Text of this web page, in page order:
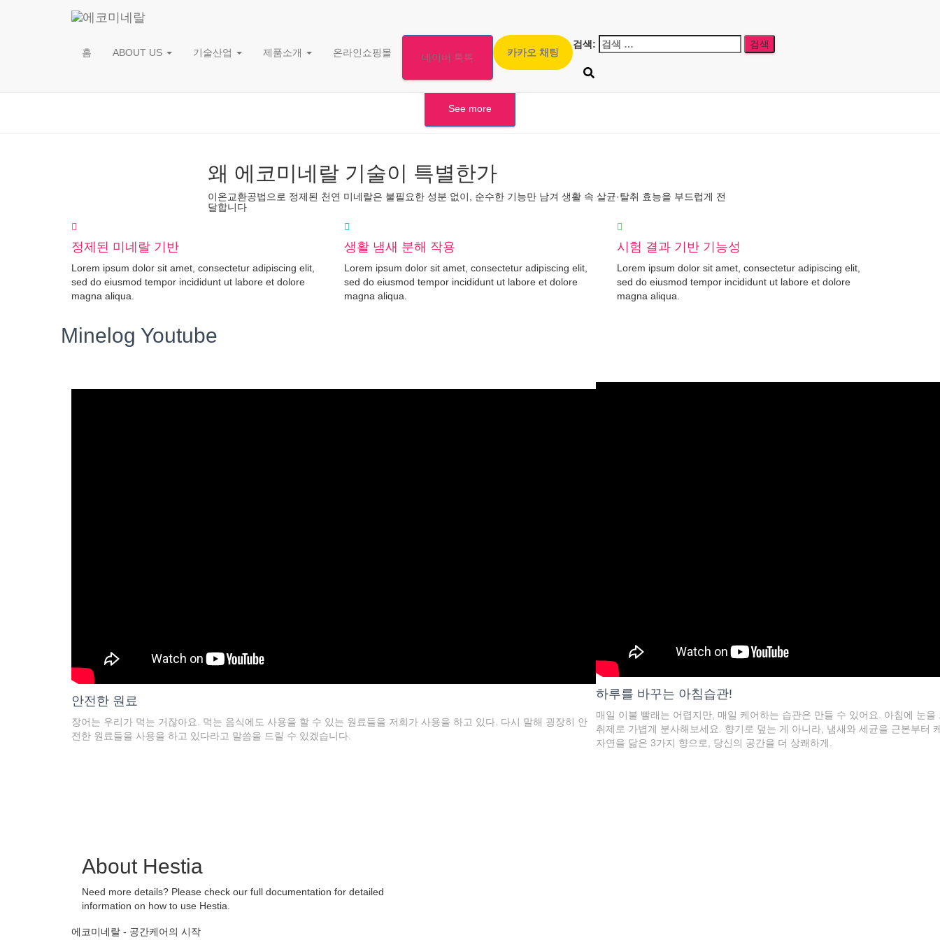
홈 ABOUT US 기술산업 제품소개 온라인쇼핑몰 네이버 톡톡 카카오 채팅
검색:
ECO MINERAL
이온교환공법 기반 생활케어 기술 기업, 에코미네랄
See more
왜 에코미네랄 기술이 특별한가
이온교환공법으로 정제된 천연 미네랄은 불필요한 성분 없이, 순수한 기능만 남겨 생활 속 살균·탈취 효능을 부드럽게 전
달합니다
정제된 미네랄 기반
Lorem ipsum dolor sit amet, consectetur adipiscing elit,
sed do eiusmod tempor incididunt ut labore et dolore
magna aliqua.
생활 냄새 분해 작용
Lorem ipsum dolor sit amet, consectetur adipiscing elit,
sed do eiusmod tempor incididunt ut labore et dolore
magna aliqua.
시험 결과 기반 기능성
Lorem ipsum dolor sit amet, consectetur adipiscing elit,
sed do eiusmod tempor incididunt ut labore et dolore
magna aliqua.
Minelog Youtube
안전한 원료
장어는 우리가 먹는 거잖아요. 먹는 음식에도 사용을 할 수 있는 원료들을 저희가 사용을 하고 있다. 다시 말해 굉장히 안
전한 원료들을 사용을 하고 있다라고 말씀을 드릴 수 있겠습니다.
하루를 바꾸는 아침습관!
매일 이불 빨래는 어렵지만, 매일 케어하는 습관은 만들 수 있어요. 아침에 눈
취제로 가볍게 분사해보세요. 향기로 덮는 게 아니라, 냄새와 세균을 근본부터
자연을 닮은 3가지 향으로, 당신의 공간을 더 상쾌하게.
About Hestia
Need more details? Please check our full documentation for detailed
information on how to use Hestia.
에코미네랄 - 공간케어의 시작